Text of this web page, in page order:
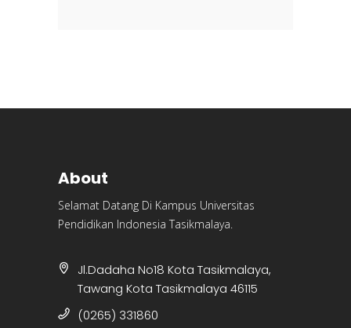
About
Selamat Datang Di Kampus Universitas
Pendidikan Indonesia Tasikmalaya.
Jl.Dadaha No18 Kota Tasikmalaya,
Tawang Kota Tasikmalaya 46115
(0265) 331860